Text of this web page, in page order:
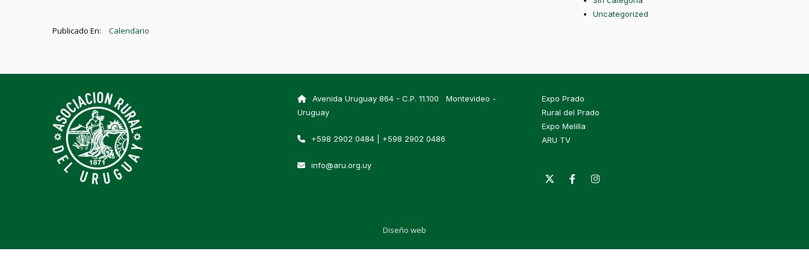
Publicado En: Calendario
Uncategorized
Avenida Uruguay 864 - C.P. 11.100 Montevideo -
Uruguay
+598 2902 0484 | +598 2902 0486
info@aru.org.uy
Expo Prado
Rural del Prado
Expo Melilla
ARU TV
Diseño web